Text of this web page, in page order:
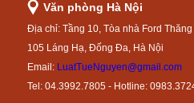
Văn phòng Hà Nội
Địa chỉ: Tầng 10, Tòa nhà Ford
105 Láng Hạ, Đống Đa, Hà Nội
Email: LuatTueNguyen@gmail.com
Tel: 04.3992.7805 - Hotline: